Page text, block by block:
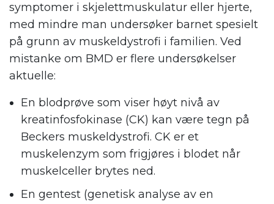
symptomer i skjelettmuskulatur eller hjerte,
med mindre man undersøker barnet spesielt
på grunn av muskeldystrofi i familien. Ved
mistanke om BMD er flere undersøkelser
aktuelle:
En blodprøve som viser høyt nivå av
kreatinfosfokinase (CK) kan være tegn på
Beckers muskeldystrofi. CK er et
muskelenzym som frigjøres i blodet når
muskelceller brytes ned.
En gentest (genetisk analyse av en